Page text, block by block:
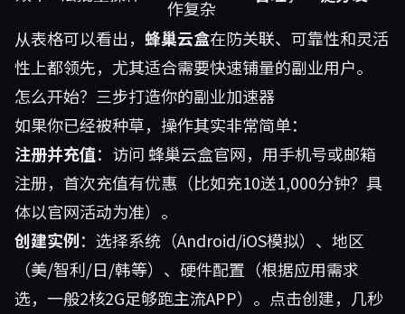
作复杂
从表格可以看出， 蜂巢云盒在防关联、可靠性和灵活
性上都领先，尤其适合需要快速铺量的副业用户。
怎么开始？三步打造你的副业加速器
如果你已经被种草，操作其实非常简单：
注册并充值：访问 蜂巢云盒官网，用手机号或邮箱
注册，首次充值有优惠（比如充10送1,000分钟？具
体以官网活动为准）。
创建实例：选择系统（Android/iOS模拟）、地区
（美/智利/日/韩等）、硬件配置（根据应用需求
选，一般2核2G足够跑主流APP）。点击创建，几秒